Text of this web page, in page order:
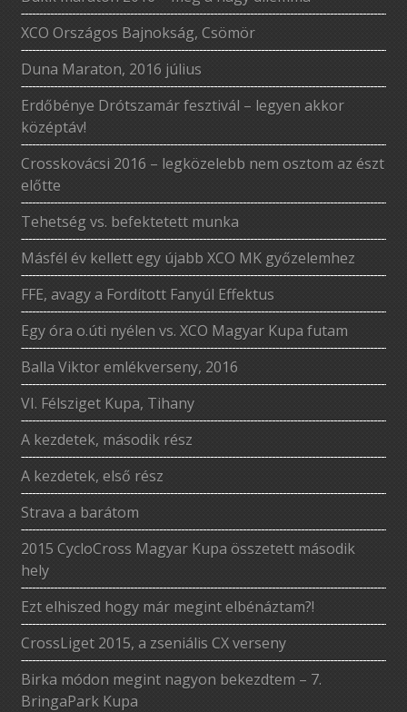
XCO Országos Bajnokság, Csömör
Duna Maraton, 2016 július
Erdőbénye Drótszamár fesztivál – legyen akkor
középtáv!
Crosskovácsi 2016 – legközelebb nem osztom az észt
előtte
Tehetség vs. befektetett munka
Másfél év kellett egy újabb XCO MK győzelemhez
FFE, avagy a Fordított Fanyúl Effektus
Egy óra o.úti nyélen vs. XCO Magyar Kupa futam
Balla Viktor emlékverseny, 2016
VI. Félsziget Kupa, Tihany
A kezdetek, második rész
A kezdetek, első rész
Strava a barátom
2015 CycloCross Magyar Kupa összetett második
hely
Ezt elhiszed hogy már megint elbénáztam?!
CrossLiget 2015, a zseniális CX verseny
Birka módon megint nagyon bekezdtem – 7.
BringaPark Kupa